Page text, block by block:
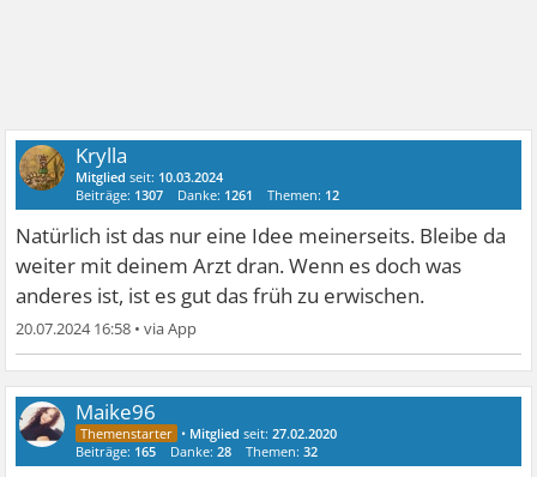
Krylla
Mitglied seit: 10.03.2024
Beiträge: 1307 Danke: 1261 Themen: 12
Natürlich ist das nur eine Idee meinerseits. Bleibe da
weiter mit deinem Arzt dran. Wenn es doch was
anderes ist, ist es gut das früh zu erwischen.
20.07.2024 16:58 •
Maike96
• Mitglied seit:27.02.2020
Beiträge: 165 Danke:28 Themen:32